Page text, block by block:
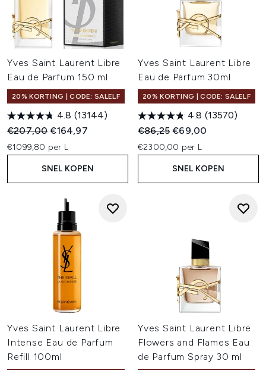
Yves Saint Laurent Libre
Eau de Parfum 150 ml
20% KORTING | CODE: SALELF
4.8 (13144)
Recommended Retail Price:
€207,00Huidige prijs:
€164,97
€1099,80 per L
SNEL KOPEN
Yves Saint Laurent Libre
Eau de Parfum 30ml
20% KORTING | CODE: SALELF
4.8 (13570)
Recommended Retail Price:
€86,25Huidige prijs:
€69,00
€2300,00 per L
SNEL KOPEN
Yves Saint Laurent Libre
Intense Eau de Parfum
Refill 100ml
Yves Saint Laurent Libre
Flowers and Flames Eau
de Parfum Spray 30 ml